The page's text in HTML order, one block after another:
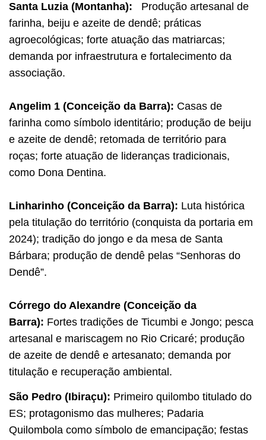
Santa Luzia (Montanha): Produção artesanal de
farinha, beiju e azeite de dendê; práticas
agroecológicas; forte atuação das matriarcas;
demanda por infraestrutura e fortalecimento da
associação.
Angelim 1 (Conceição da Barra): Casas de
farinha como símbolo identitário; produção de beiju
e azeite de dendê; retomada de território para
roças; forte atuação de lideranças tradicionais,
como Dona Dentina.
Linharinho (Conceição da Barra): Luta histórica
pela titulação do território (conquista da portaria em
2024); tradição do jongo e da mesa de Santa
Bárbara; produção de dendê pelas “Senhoras do
Dendê”.
Córrego do Alexandre (Conceição da
Barra): Fortes tradições de Ticumbi e Jongo; pesca
artesanal e mariscagem no Rio Cricaré; produção
de azeite de dendê e artesanato; demanda por
titulação e recuperação ambiental.
São Pedro (Ibiraçu): Primeiro quilombo titulado do
ES; protagonismo das mulheres; Padaria
Quilombola como símbolo de emancipação; festas